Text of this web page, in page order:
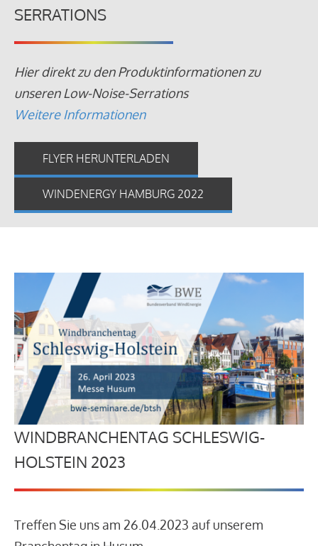
SERRATIONS
Hier direkt zu den Produktinformationen zu
unseren Low-Noise-Serrations
Weitere Informationen
FLYER HERUNTERLADEN
WINDENERGY HAMBURG 2022
WINDBRANCHENTAG SCHLESWIG-
HOLSTEIN 2023
Treffen Sie uns am 26.04.2023 auf unserem